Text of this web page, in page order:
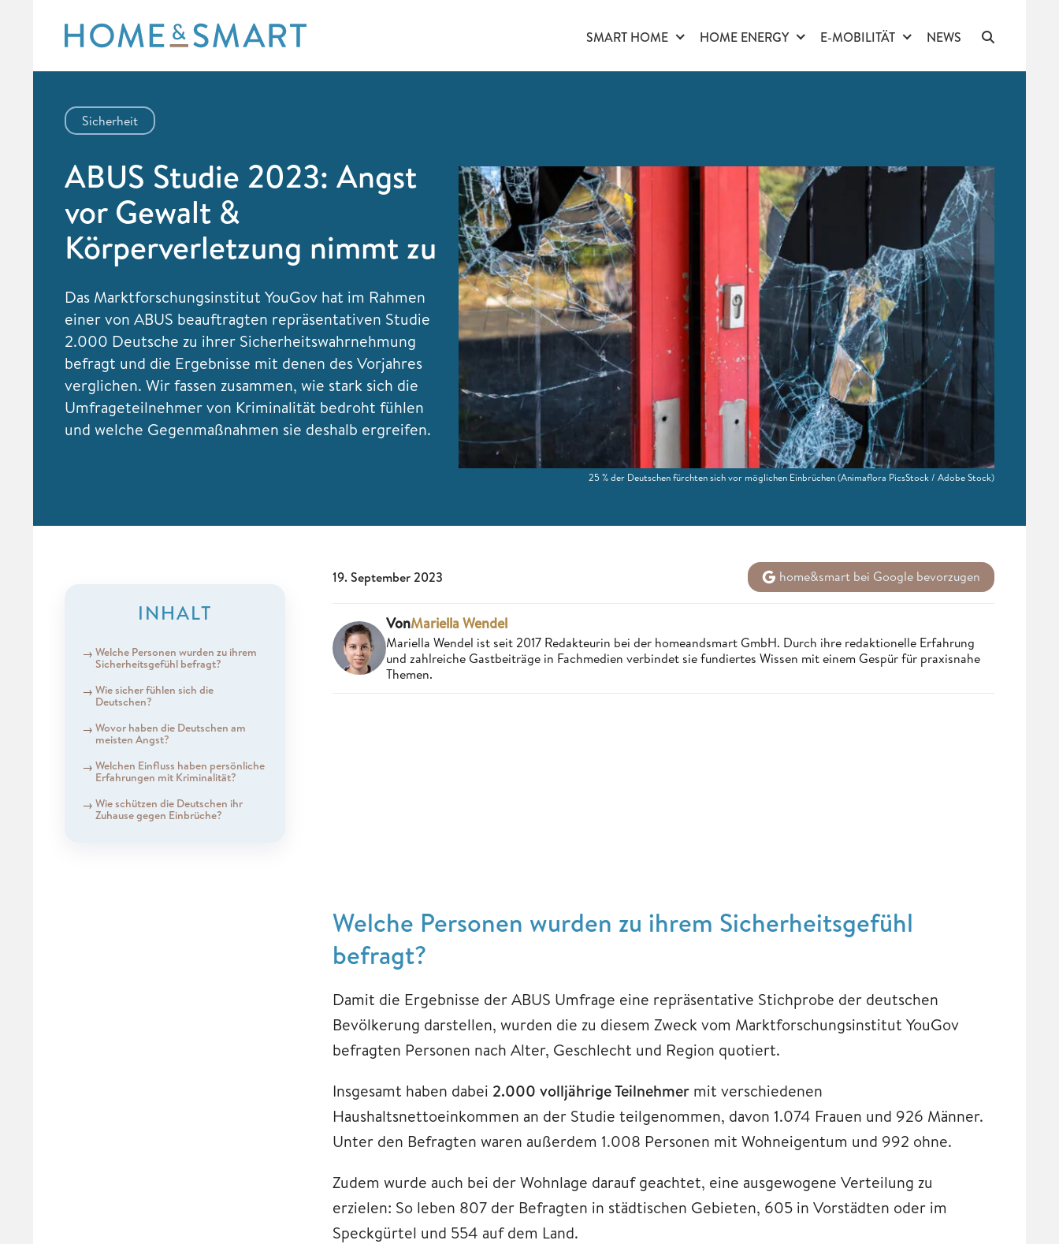
content
SMART HOME HOME ENERGY E-MOBILITÄT NEWS
Sicherheit
ABUS Studie 2023: Angst
vor Gewalt &
Körperverletzung nimmt zu
Das Marktforschungsinstitut YouGov hat im Rahmen
einer von ABUS beauftragten repräsentativen Studie
2.000 Deutsche zu ihrer Sicherheitswahrnehmung
befragt und die Ergebnisse mit denen des Vorjahres
verglichen. Wir fassen zusammen, wie stark sich die
Umfrageteilnehmer von Kriminalität bedroht fühlen
und welche Gegenmaßnahmen sie deshalb ergreifen.
25 % der Deutschen fürchten sich vor möglichen Einbrüchen(Animaflora PicsStock / Adobe Stock)
INHALT
Welche Personen wurden zu ihrem
Sicherheitsgefühl befragt?
Wie sicher fühlen sich die
Deutschen?
Wovor haben die Deutschen am
meisten Angst?
Welchen Einfluss haben persönliche
Erfahrungen mit Kriminalität?
Wie schützen die Deutschen ihr
Zuhause gegen Einbrüche?
19. September 2023 home&smart bei Google bevorzugen
VonMariella Wendel
Mariella Wendel ist seit 2017 Redakteurin bei der homeandsmart GmbH. Durch ihre redaktionelle Erfahrung
und zahlreiche Gastbeiträge in Fachmedien verbindet sie fundiertes Wissen mit einem Gespür für praxisnahe
Themen.
Welche Personen wurden zu ihrem Sicherheitsgefühl
befragt?
Damit die Ergebnisse der ABUS Umfrage eine repräsentative Stichprobe der deutschen
Bevölkerung darstellen, wurden die zu diesem Zweck vom Marktforschungsinstitut YouGov
befragten Personen nach Alter, Geschlecht und Region quotiert.
Insgesamt haben dabei 2.000 volljährige Teilnehmer mit verschiedenen
Haushaltsnettoeinkommen an der Studie teilgenommen, davon 1.074 Frauen und 926 Männer.
Unter den Befragten waren außerdem 1.008 Personen mit Wohneigentum und 992 ohne.
Zudem wurde auch bei der Wohnlage darauf geachtet, eine ausgewogene Verteilung zu
erzielen: So leben 807 der Befragten in städtischen Gebieten, 605 in Vorstädten oder im
Speckgürtel und 554 auf dem Land.